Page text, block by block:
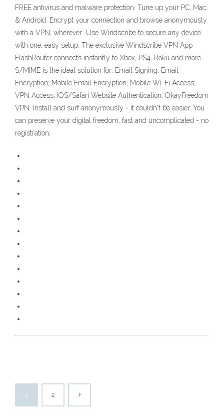
FREE antivirus and malware protection. Tune up your PC, Mac
& Android. Encrypt your connection and browse anonymously
with a VPN, wherever Use Windscribe to secure any device
with one, easy setup. The exclusive Windscribe VPN App
FlashRouter connects instantly to Xbox, PS4, Roku and more.
S/MIME is the ideal solution for: Email Signing; Email
Encryption; Mobile Email Encryption; Mobile Wi-Fi Access;
VPN Access; IOS/Safari Website Authentication. OkayFreedom
VPN. Install and surf anonymously - it couldn't be easier. You
can preserve your digital freedom, fast and uncomplicated - no
registration,
1 2